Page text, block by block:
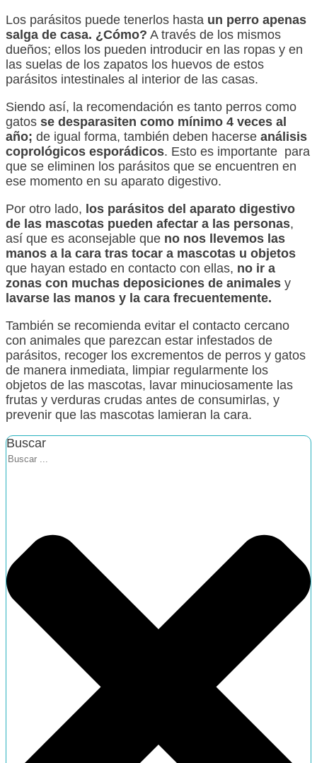
Los parásitos puede tenerlos hasta un perro apenas
salga de casa. ¿Cómo? A través de los mismos
dueños; ellos los pueden introducir en las ropas y en
las suelas de los zapatos los huevos de estos
parásitos intestinales al interior de las casas.
Siendo así, la recomendación es tanto perros como
gatos se desparasiten como mínimo 4 veces al
año; de igual forma, también deben hacerse análisis
coprológicos esporádicos. Esto es importante para
que se eliminen los parásitos que se encuentren en
ese momento en su aparato digestivo.
Por otro lado, los parásitos del aparato digestivo
de las mascotas pueden afectar a las personas,
así que es aconsejable que no nos llevemos las
manos a la cara tras tocar a mascotas u objetos
que hayan estado en contacto con ellas, no ir a
zonas con muchas deposiciones de animales y
lavarse las manos y la cara frecuentemente.
También se recomienda evitar el contacto cercano
con animales que parezcan estar infestados de
parásitos, recoger los excrementos de perros y gatos
de manera inmediata, limpiar regularmente los
objetos de las mascotas, lavar minuciosamente las
frutas y verduras crudas antes de consumirlas, y
prevenir que las mascotas lamieran la cara.
Buscar